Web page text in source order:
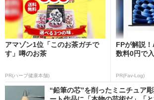
アマゾン1位「このお茶ガチで
す」噂のお茶
PR(ハーブ健康本舗)
FPが解説
数料0円で
PR(Fav-Log)
“鉛筆の芯”を削ったミニチュア